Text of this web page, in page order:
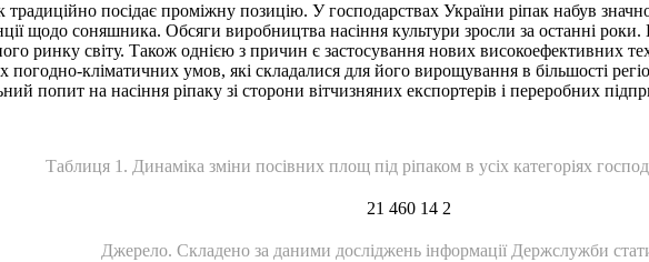
традиційно посідає проміжну позицію. У господарствах України ріпак набув
щодо соняшника. Обсяги виробництва насіння культури зросли за останні
ринку світу. Також однією з причин є застосування нових високоефективних
погодно-кліматичних умов, які складалися для його вирощування в більшості
попит на насіння ріпаку зі сторони вітчизняних експортерів і переробних
Таблиця 1. Динаміка зміни посівних площ під ріпаком в усіх категоріях
Джерело. Складено за даними досліджень інформації Держслужби